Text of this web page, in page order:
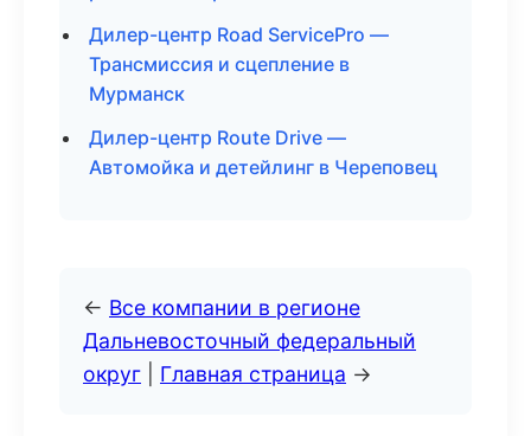
Дилер-центр Road ServicePro —
Трансмиссия и сцепление в
Мурманск
Дилер-центр Route Drive —
Автомойка и детейлинг в Череповец
← Все компании в регионе
Дальневосточный федеральный
округ
Главная страница →